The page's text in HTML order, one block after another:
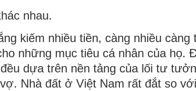
nhau.
kiếm nhiều tiền, càng nhiều càng
những mục tiêu cá nhân của họ.
dựa trên nền tảng của lối tư
Nhà đất ở Việt Nam rất đắt so với